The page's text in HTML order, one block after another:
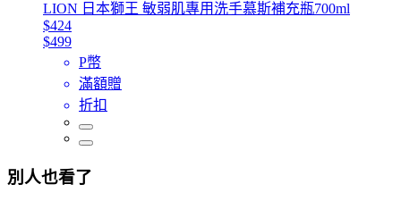
LION 日本獅王 敏弱肌專用洗手慕斯補充瓶700ml
$424
$499
P幣
滿額贈
折扣
別人也看了